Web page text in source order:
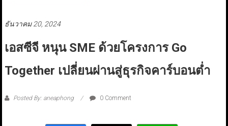
ธันวาคม 20, 2024
เอสซีจี หนุน SME ด้วยโครงการ Go
Together เปลี่ยนผ่านสู่ธุรกิจคาร์บอนต่ำ
Posted By: aneaphong 0 Comment